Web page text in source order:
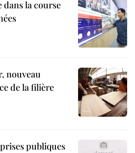
dans la course
nouveau
de la filière
publiques